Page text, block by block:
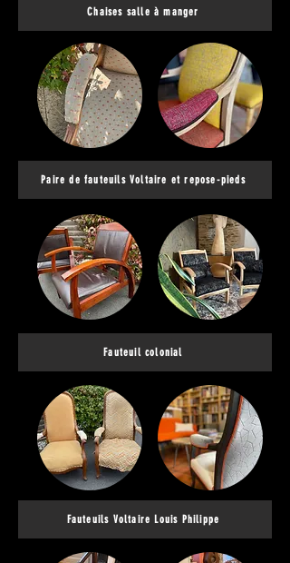
Chaises salle à manger
Paire de fauteuils Voltaire et repose-pieds
Fauteuil colonial
Fauteuils Voltaire Louis Philippe